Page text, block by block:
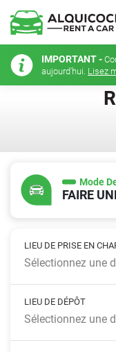
IMPORTANT -
aujourd'hui. Lisez
Mode
FAIRE
LIEU DE PRISE EN
Sélectionnez une
LIEU DE DÉPÔT
Sélectionnez une